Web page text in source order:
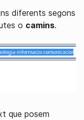
diferents segons
o camins.
que posem